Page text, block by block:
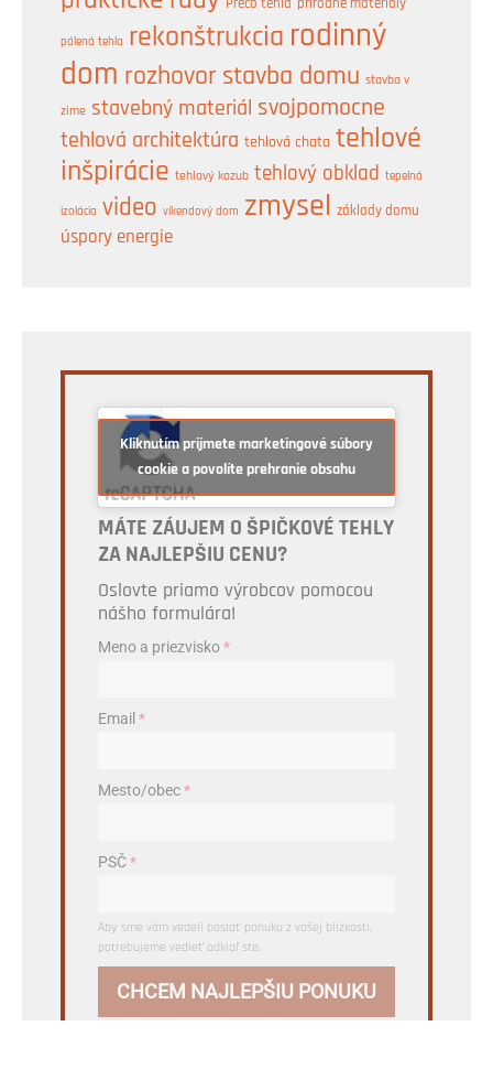
Prečo tehla prírodné materiály
pálená tehla rekonštrukcia rodinný
dom rozhovor stavba domu stavba v
zime stavebný materiál svojpomocne
tehlová architektúra tehlová chata tehlové
inšpirácie tehlový kozub tehlový obklad tepelná
izolácia video víkendový dom zmysel základy domu
úspory energie
Kliknutím prijmete marketingové súbory
cookie a povolíte prehranie obsahu
MÁTE ZÁUJEM O ŠPIČKOVÉ TEHLY
ZA NAJLEPŠIU CENU?
Oslovte priamo výrobcov pomocou
nášho formulára!
Meno a priezvisko*
Email*
Mesto/obec*
PSČ*
Aby sme vám vedeli poslať ponuku z vašej blízkosti,
potrebujeme vedieť odkiaľ ste.
CHCEM NAJLEPŠIU PONUKU